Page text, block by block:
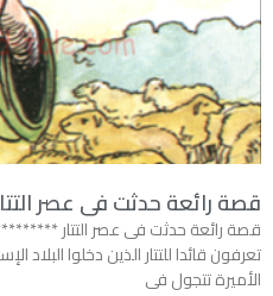
قصة رائعة حدثت فى عصر
قصة رائعة حدثت فى عصر التتار
تعرفون قائدا للتتار الذين دخلوا البلاد
الأميرة تتجول فى